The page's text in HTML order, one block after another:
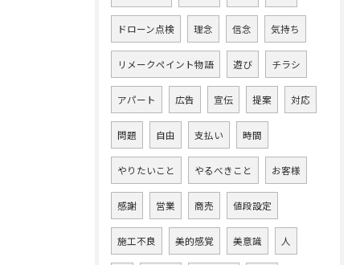
ドローン点検 理念 信念 気持ち
リメークペイント物語 遊び チラシ
アパート 広告 宣伝 提案 対応
問題 自由 支払い 時間
やりたいこと やるべきこと お客様
感謝 営業 商売 値段設定
施工不良 美的感覚 美意識 人